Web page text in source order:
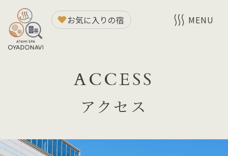
ACCESS
アクセス
お気に入りの宿 MENU